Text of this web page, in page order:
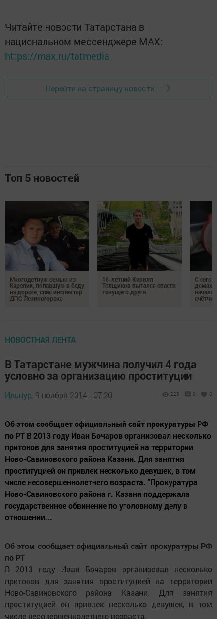
Читайте новости Татарстана в
национальном мессенджере MАХ:
https://max.ru/tatmedia
Перейти на страницу новости
Топ 5 новостей
Многодетную семью из
Карелии, попавшую в беду
на дороге, спас инспектор
ДПС Лениногорска
16-летний Кирилл
Толщиков пытался спасти
тонущего друга
С
домах
НОВОСТНАЯ ЛЕНТА
В Татарстане мужчина получил 4 года
условно за организацию проституции
Ильнур, 9 ноября 2014 - 07:20 223 0 0
Об этом сообщает официальный сайт прокуратуры РФ
по РТ В 2013 году Иван Бочаров организовал несколько
притонов для занятия проституцией на территории
Ново-Савиновского района Казани. Для занятия
проституцией он привлек несколько девушек, в том
числе несовершеннолетнего возраста. "Прокуратура
Ново-Савиновского района г. Казани поддержала
государственное обвинение по уголовному делу в
отношении...
Об этом сообщает официальный сайт прокуратуры РФ
по РТ
В 2013 году Иван Бочаров организовал несколько
притонов для занятия проституцией на территории
Ново-Савиновского района Казани. Для занятия
проституцией он привлек несколько девушек, в том
числе несовершеннолетнего возраста.